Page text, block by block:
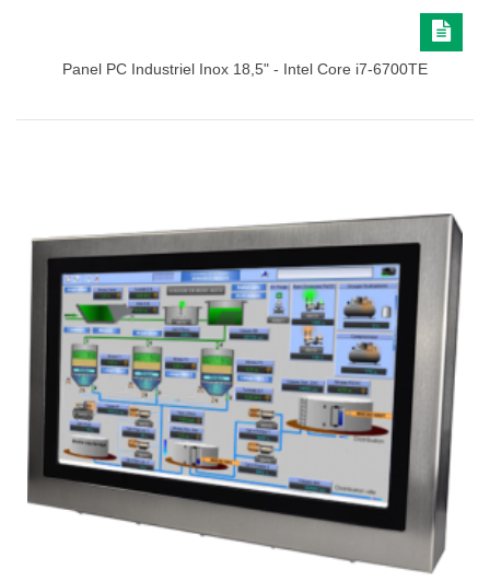
Panel PC Industriel Inox 18,5" - Intel Core i7-6700TE